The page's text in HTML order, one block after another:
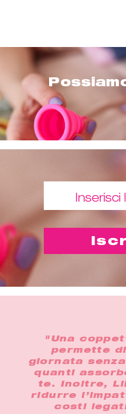
"Una
permette
giornata
quanti
te. Inoltre,
ridurre
costi